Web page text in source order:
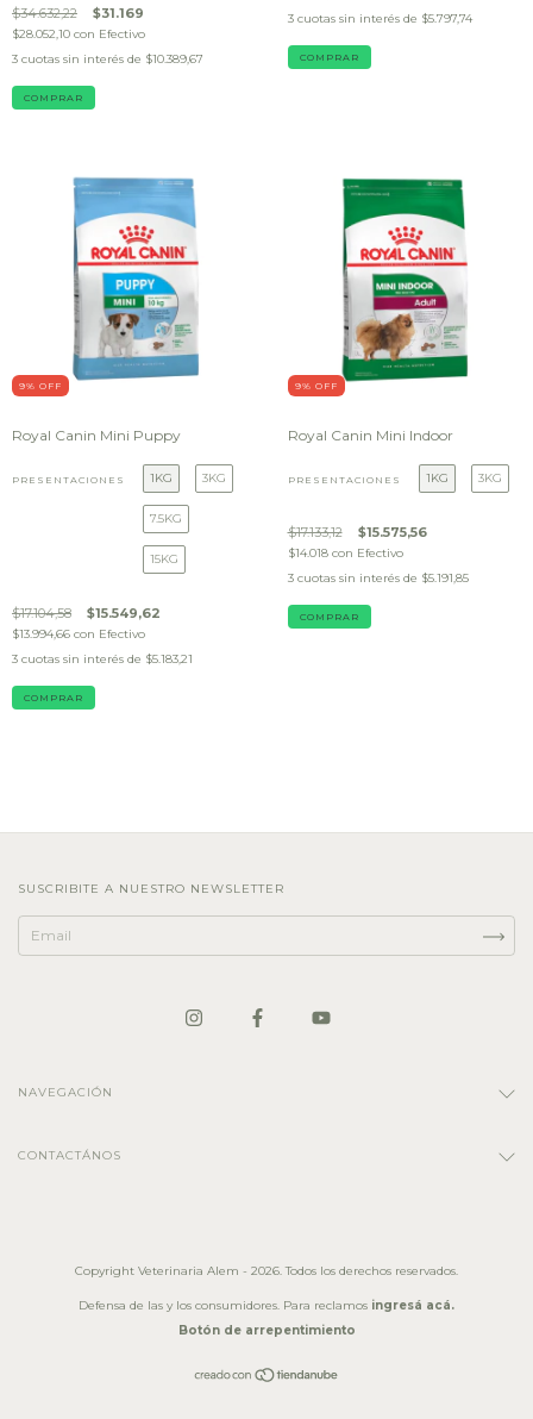
$34.632,22 $31.169
$28.052,10 con Efectivo
3 cuotas sin interés de $10.389,67
COMPRAR
3 cuotas sin interés de $5.797,74
COMPRAR
9% OFF
Royal Canin Mini Puppy
PRESENTACIONES 1KG 3KG
7.5KG
15KG
$17.104,58 $15.549,62
$13.994,66 con Efectivo
3 cuotas sin interés de $5.183,21
COMPRAR
9% OFF
Royal Canin Mini Indoor
PRESENTACIONES 1KG 3KG
$17.133,12 $15.575,56
$14.018 con Efectivo
3 cuotas sin interés de $5.191,85
COMPRAR
SUSCRIBITE A NUESTRO NEWSLETTER
NAVEGACIÓN
CONTACTÁNOS
Copyright Veterinaria Alem - 2026. Todos los derechos reservados.
Defensa de las y los consumidores. Para reclamos ingresá acá.
Botón de arrepentimiento